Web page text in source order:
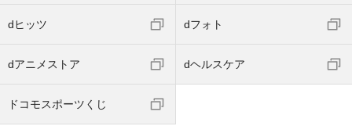
dヒッツ dフォト
dアニメストア dヘルスケア
ドコモスポーツくじ